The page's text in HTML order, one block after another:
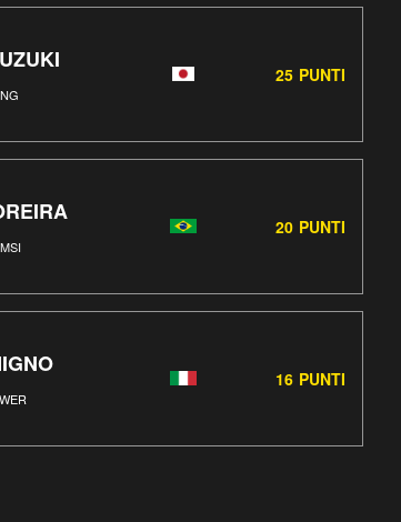
25 PUNTI
20 PUNTI
16 PUNTI